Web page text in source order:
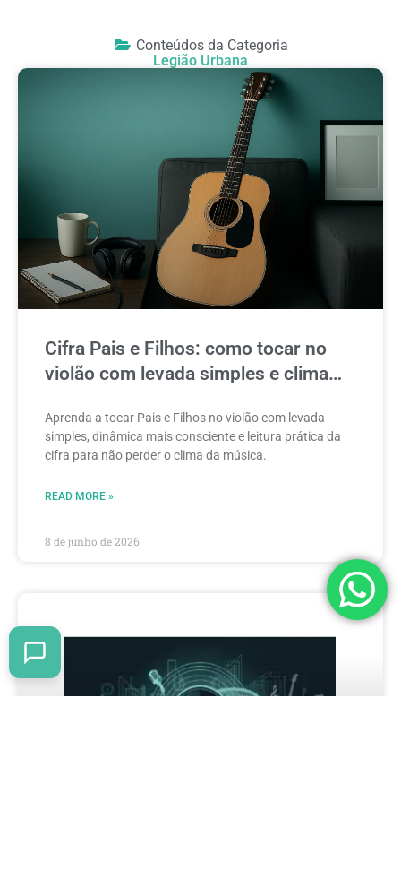
Conteúdos da Categoria
Legião Urbana
Cifra Pais e Filhos: como tocar no
violão com levada simples e clima
Aprenda a tocar Pais e Filhos no violão com levada
simples, dinâmica mais consciente e leitura prática da
cifra para não perder o clima da música.
READ MORE »
8 de junho de 2026